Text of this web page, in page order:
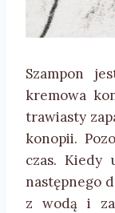
Szampon
kremowa
trawiasty
konopii.
czas. Kiedy
następnego
z wodą i